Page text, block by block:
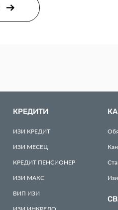
КРЕДИТИ
ИЗИ КРЕДИТ
ИЗИ МЕСЕЦ
КРЕДИТ ПЕНСИОНЕР
ИЗИ МАКС
ВИП ИЗИ